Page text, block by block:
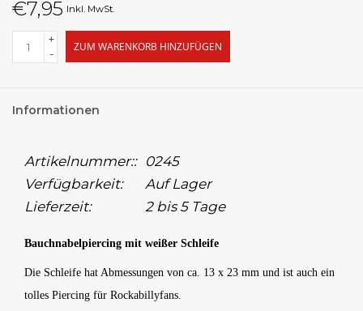
€7,95 Inkl. MwSt.
+
-
ZUM WARENKORB HINZUFÜGEN
Informationen
Artikelnummer:: 0245
Verfügbarkeit:
Auf Lager
Lieferzeit:
2 bis 5 Tage
Bauchnabelpiercing mit weißer Schleife
Die Schleife hat Abmessungen von ca. 13 x 23 mm und ist auch ein
tolles Piercing für Rockabillyfans.